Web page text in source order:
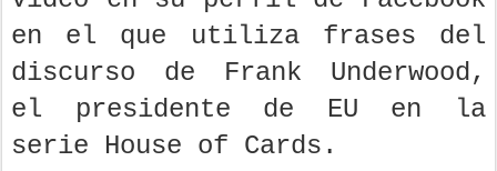
en el que utiliza frases del
discurso de Frank Underwood,
el presidente de EU en la
serie House of Cards.